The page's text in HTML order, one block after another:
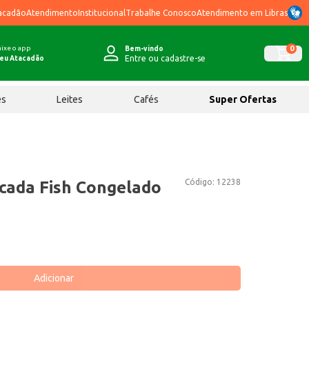
AtendimentoInstitucional Trabalhe ConoscoAtendimento em Libras
o app
Atacadão
Bem-vindo
Entre ou cadastre-se
0
Leites Cafés Super Ofertas
Código: 12238
Fish Congelado
Adicionar